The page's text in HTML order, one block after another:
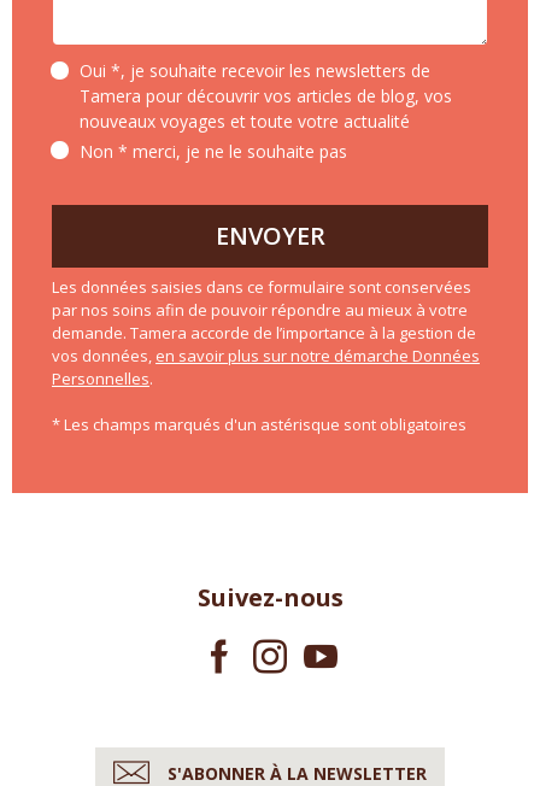
Oui *, je souhaite recevoir les newsletters de
Tamera pour découvrir vos articles de blog, vos
nouveaux voyages et toute votre actualité
Non * merci, je ne le souhaite pas
ENVOYER
Les données saisies dans ce formulaire sont conservées
par nos soins afin de pouvoir répondre au mieux à votre
demande. Tamera accorde de l’importance à la gestion de
vos données, en savoir plus sur notre démarche Données
Personnelles.
* Les champs marqués d'un astérisque sont obligatoires
Suivez-nous
S'ABONNER À LA NEWSLETTER